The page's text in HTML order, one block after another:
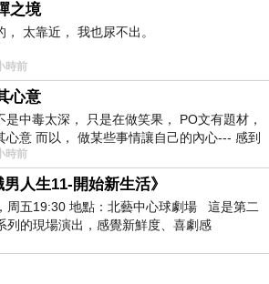
之境
， 太靠近， 我也尿不出。
時前
心意
是中毒太深， 只是在做笑果， PO文有題材，
心意 而以， 做某些事情讓自己的內心--- 感到
。
時前
人生11-開始新生活》
周五19:30 地點：北藝中心球劇場 這是第二
列的現場演出，感覺新鮮度、喜劇感